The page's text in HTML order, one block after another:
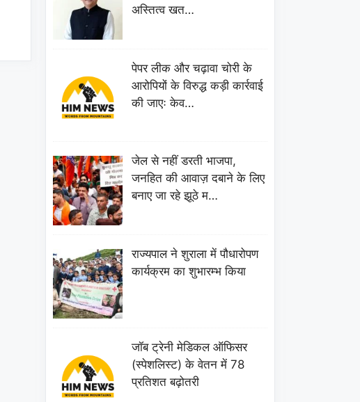
अस्तित्व खत…
पेपर लीक और चढ़ावा चोरी के
आरोपियों के विरुद्ध कड़ी कार्रवाई
की जाएः केव…
जेल से नहीं डरती भाजपा,
जनहित की आवाज़ दबाने के लिए
बनाए जा रहे झूठे म…
राज्यपाल ने शुराला में पौधारोपण
कार्यक्रम का शुभारम्भ किया
जॉब ट्रेनी मेडिकल ऑफिसर
(स्पेशलिस्ट) के वेतन में 78
प्रतिशत बढ़ोतरी